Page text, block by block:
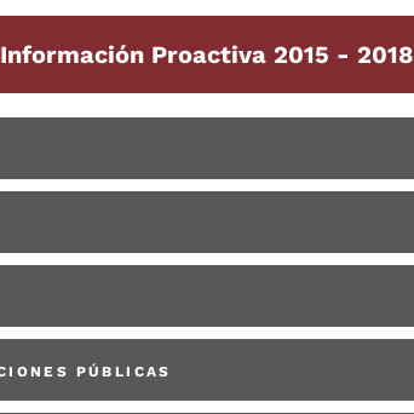
Información Proactiva 2015 - 2018
PÚBLICAS